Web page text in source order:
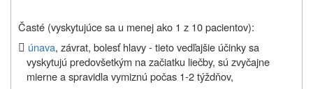
Časté (vyskytujúce sa u menej ako 1 z 10 pacientov):
 únava, závrat, bolesť hlavy - tieto vedľajšie účinky sa
vyskytujú predovšetkým na začiatku liečby, sú zvyčajne
mierne a spravidla vymiznú počas 1-2 týždňov,